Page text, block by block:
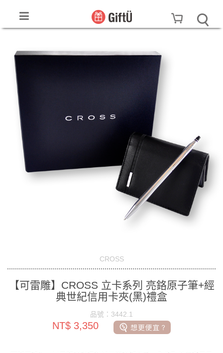
CROSS
【可雷雕】CROSS 立卡系列 亮鉻原子筆+經
典世紀信用卡夾(黑)禮盒
品號：3442.1
NT$ 3,350